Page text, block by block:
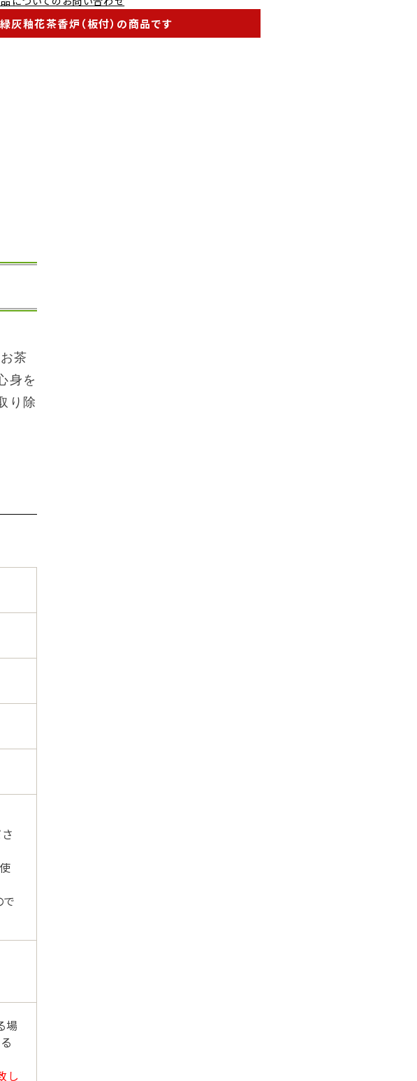
灰釉花茶香炉（板付）の商品です
茶
身を
り除
場
し